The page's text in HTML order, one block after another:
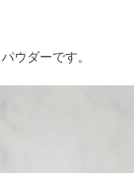
ウダーです。